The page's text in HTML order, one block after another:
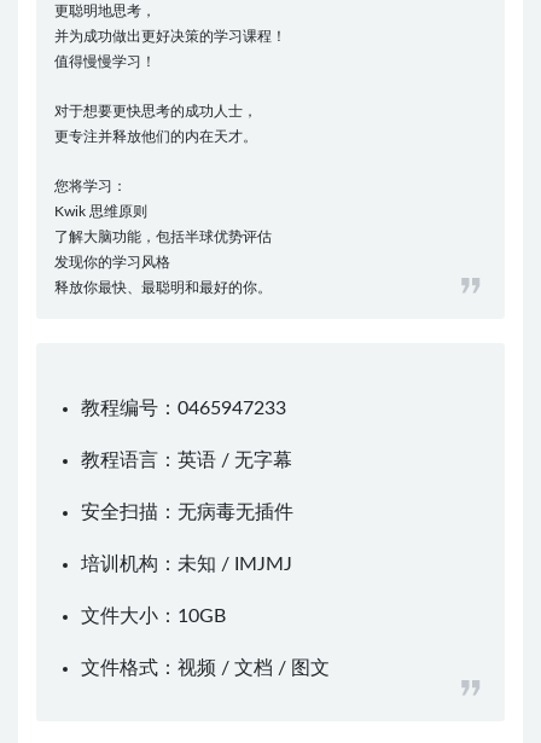
更聪明地思考，
并为成功做出更好决策的学习课程！
值得慢慢学习！
对于想要更快思考的成功人士，
更专注并释放他们的内在天才。
您将学习：
Kwik 思维原则
了解大脑功能，包括半球优势评估
发现你的学习风格
释放你最快、最聪明和最好的你。
教程编号：0465947233
教程语言：英语 / 无字幕
安全扫描：无病毒无插件
培训机构：未知 / IMJMJ
文件大小：10GB
文件格式：视频 / 文档 / 图文